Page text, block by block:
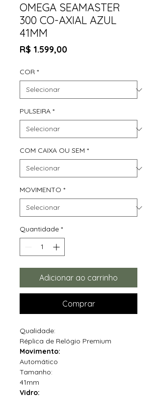
OMEGA SEAMASTER
300 CO-AXIAL AZUL
41MM
R$ 1.599,00Preço
COR *
PULSEIRA *
COM CAIXA OU SEM *
MOVIMENTO *
Quantidade *
Adicionar ao carrinho
Comprar
Qualidade:
Réplica de Relógio Premium
Movimento:
Automático
Tamanho:
41mm
Vidro: